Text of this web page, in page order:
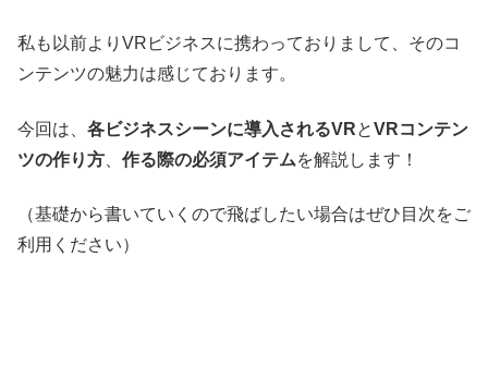
私も以前よりVRビジネスに携わっておりまして、そのコ
ンテンツの魅力は感じております。
今回は、 各ビジネスシーンに導入されるVRとVRコンテン
ツの作り方
作る際の必須アイテムを解説します！
（基礎から書いていくので飛ばしたい場合はぜひ目次をご
利用ください）